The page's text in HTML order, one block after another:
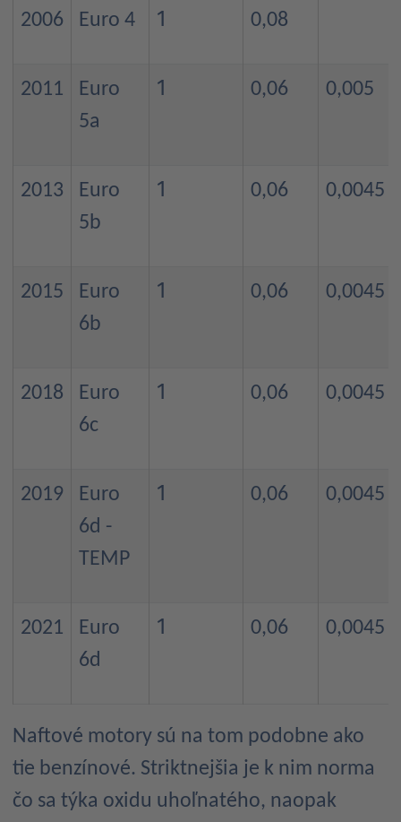
2006 Euro 4 1 0,08
2011
Euro
5a
1 0,06 0,005
2013
Euro
5b
1 0,06 0,0045
2015
Euro
6b
1 0,06 0,0045
2018
Euro
6c
1 0,06 0,0045
2019
Euro
6d -
TEMP
1 0,06 0,0045
2021
Euro
6d
1 0,06 0,0045
Naftové motory sú na tom podobne ako
tie benzínové. Striktnejšia je k nim norma
čo sa týka oxidu uhoľnatého, naopak